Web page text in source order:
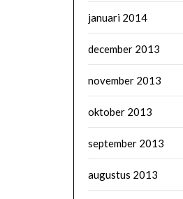
januari 2014
december 2013
november 2013
oktober 2013
september 2013
augustus 2013